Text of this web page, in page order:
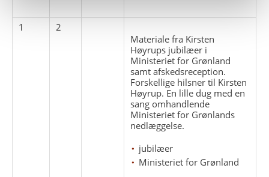
1
2
Materiale fra Kirsten
Høyrups jubilæer i
Ministeriet for Grønland
samt afskedsreception.
Forskellige hilsner til Kirsten
Høyrup. En lille dug med en
sang omhandlende
Ministeriet for Grønlands
nedlæggelse.
jubilæer
Ministeriet for Grønland